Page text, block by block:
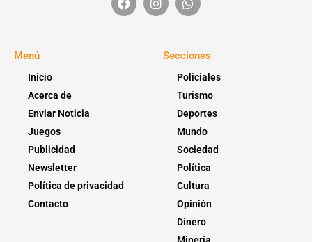
Menú
Inicio
Acerca de
Enviar Noticia
Juegos
Publicidad
Newsletter
Política de privacidad
Contacto
Secciones
Policiales
Turismo
Deportes
Mundo
Sociedad
Política
Cultura
Opinión
Dinero